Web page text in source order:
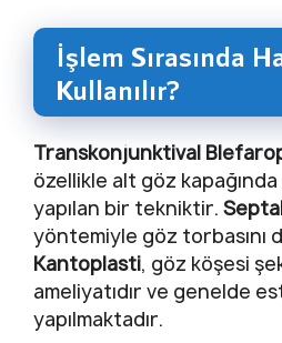
İşlem Sırasında
Kullanılır?
Transkonjunktival
özellikle alt göz
yapılan bir tekniktir.
yöntemiyle göz torbasını
Kantoplasti, göz köşesi
ameliyatıdır ve genelde
yapılmaktadır.